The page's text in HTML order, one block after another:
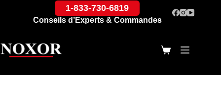
1-833-730-6819
Conseils d’Experts & Commandes